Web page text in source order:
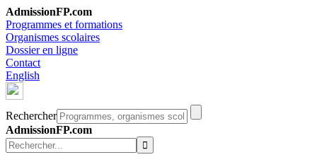
AdmissionFP.com
Programmes et formations
Organismes scolaires
Dossier en ligne
Contact
English
Rechercher
AdmissionFP.com